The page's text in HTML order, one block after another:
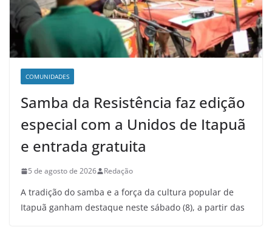
COMUNIDADES
Samba da Resistência faz edição
especial com a Unidos de Itapuã
e entrada gratuita
5 de agosto de 2026 Redação
A tradição do samba e a força da cultura popular de
Itapuã ganham destaque neste sábado (8), a partir das